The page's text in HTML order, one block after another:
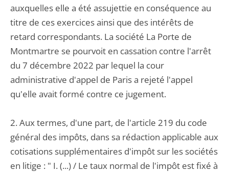
auxquelles elle a été assujettie en conséquence au
titre de ces exercices ainsi que des intérêts de
retard correspondants. La société La Porte de
Montmartre se pourvoit en cassation contre l'arrêt
du 7 décembre 2022 par lequel la cour
administrative d'appel de Paris a rejeté l'appel
qu'elle avait formé contre ce jugement.
2. Aux termes, d'une part, de l'article 219 du code
général des impôts, dans sa rédaction applicable aux
cotisations supplémentaires d'impôt sur les sociétés
en litige : " I. (...) / Le taux normal de l'impôt est fixé à